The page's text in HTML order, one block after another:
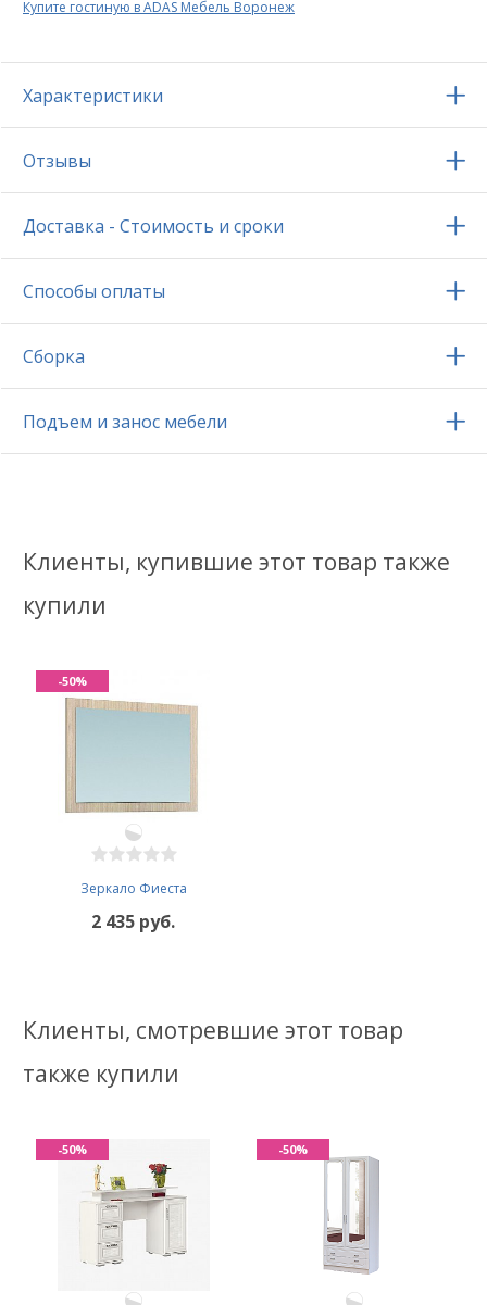
Купите гостиную в ADAS Мебель Воронеж
Характеристики
Отзывы
Доставка - Стоимость и сроки
Способы оплаты
Сборка
Подъем и занос мебели
Клиенты, купившие этот товар также
купили
Зеркало Фиеста
2 435 руб.
-50%
Клиенты, смотревшие этот товар
также купили
-50% -50%